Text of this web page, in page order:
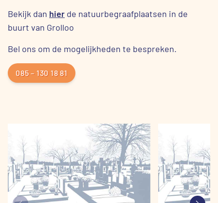
Bekijk dan hier de natuurbegraafplaatsen in de
buurt van Grolloo
Bel ons om de mogelijkheden te bespreken.
085 – 130 18 81